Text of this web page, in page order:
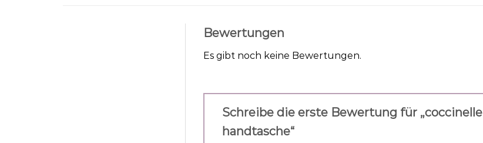
Bewertungen
Es gibt noch keine Bewertungen.
Schreibe die erste Bewertung für „coccinelle
handtasche“